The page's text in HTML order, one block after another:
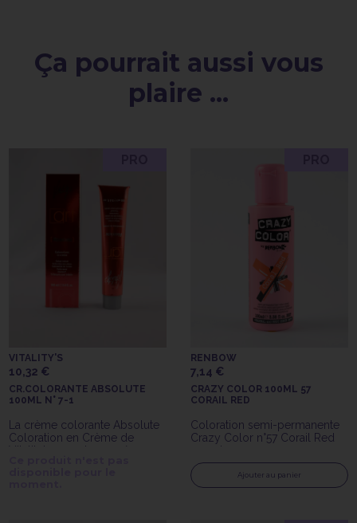
Ça pourrait aussi vous
plaire ...
VITALITY'S
10,32 €
CR.COLORANTE ABSOLUTE
100ML N° 7-1
La crème colorante Absolute
Coloration en Crème de
Vitality's 7-1 est une crème
RENBOW
7,14 €
CRAZY COLOR 100ML 57
CORAIL RED
Coloration semi-permanente
Crazy Color n°57 Corail Red
100ml
Ajouter au panier